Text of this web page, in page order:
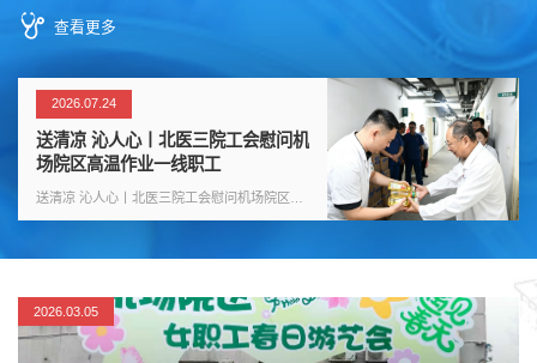
查看更多
2026.07.24
送清凉 沁人心丨北医三院工会慰问机
场院区高温作业一线职工
送清凉 沁人心丨北医三院工会慰问机场院区高
温作业一线职工
2026.03.05